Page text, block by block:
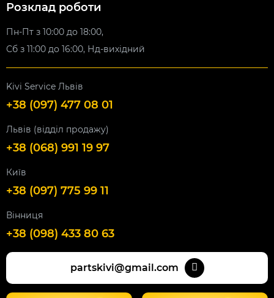
Розклад роботи
Пн-Пт з 10:00 до 18:00,
Сб з 11:00 до 16:00, Нд-вихідний
Kivi Service Львів
+38 (097) 477 08 01
Львів (відділ продажу)
+38 (068) 991 19 97
Київ
+38 (097) 775 99 11
Вінниця
+38 (098) 433 80 63
partskivi@gmail.com